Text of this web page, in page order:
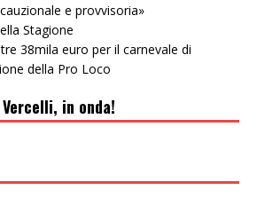
e provvisoria»
Stagione
38mila euro per il carnevale di
della Pro Loco
in onda!